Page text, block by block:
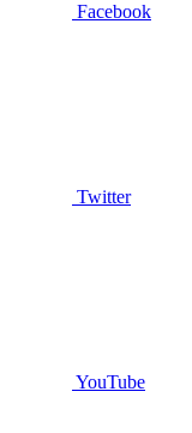
Facebook
Twitter
YouTube